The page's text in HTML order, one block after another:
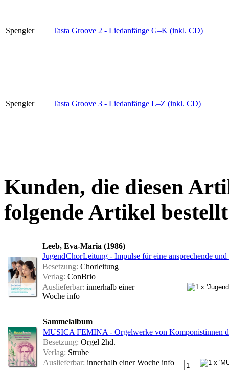
Spengler Tasta Groove 2 - Liedanfänge G–K (inkl. CD)
Spengler Tasta Groove 3 - Liedanfänge L–Z (inkl. CD)
Kunden, die diesen
folgende Artikel
Leeb, Eva-Maria (1986)
Jugend Chor Leitung - Impulse für eine ansprechende
Besetzung: Chorleitung
Verlag: ConBrio
Auslieferbar: innerhalb einer
Woche info
Sammelalbum
MUSICA FEMINA - Orgelwerke von Komponistinnen
Besetzung: Orgel 2hd.
Verlag: Strube
Auslieferbar: innerhalb einer Woche info